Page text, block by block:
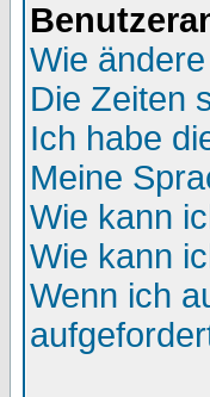
Wie
Die Zeiten
Ich habe
Meine
Wie kann
Wie kann
Wenn ich